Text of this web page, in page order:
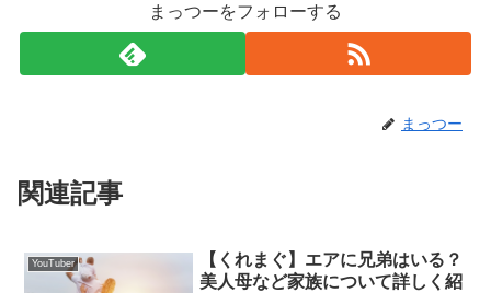
まっつーをフォローする
まっつー
関連記事
YouTuber
【くれまぐ】エアに兄弟はいる？
美人母など家族について詳しく紹